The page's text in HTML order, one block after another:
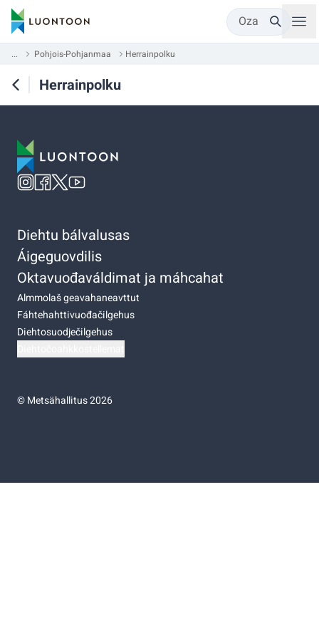
Oza
... Pohjois-Pohjanmaa Herrainpolku
Herrainpolku
Diehtu bálvalusas
Áigeguovdilis
Oktavuođaváldimat ja máhcahat
Almmolaš geavahaneavttut
Fáhtehahttivuođačilgehus
Diehtosuodječilgehus
©Metsähallitus 2026